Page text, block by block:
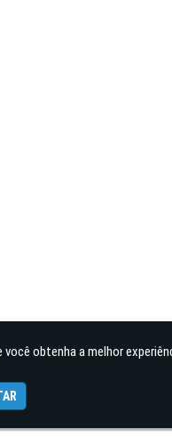
obtenha a melhor